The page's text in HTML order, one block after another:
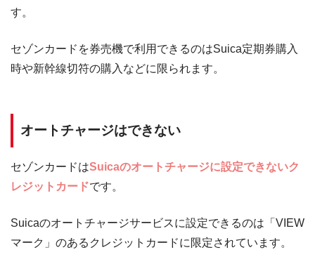
す。
セゾンカードを券売機で利用できるのはSuica定期券購入
時や新幹線切符の購入などに限られます。
オートチャージはできない
セゾンカードはSuicaのオートチャージに設定できないク
レジットカードです。
Suicaのオートチャージサービスに設定できるのは「VIEW
マーク」のあるクレジットカードに限定されています。